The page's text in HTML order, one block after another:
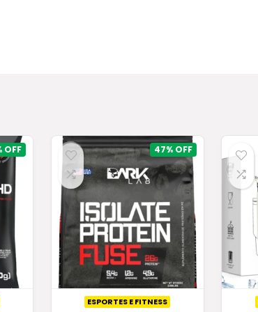
47%
ESPORTES E FITNESS